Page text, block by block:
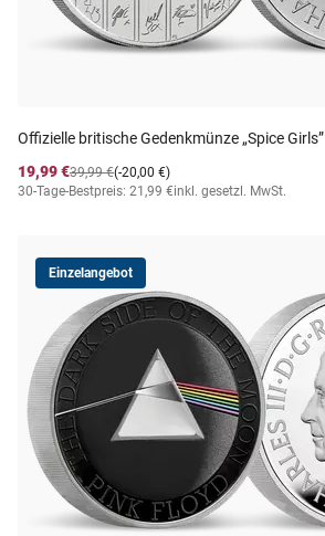
Offizielle britische Gedenkmünze „Spice Girls”
19,99 €
(-20,00 €)
39,99 €
30-Tage-Bestpreis: 21,99 €inkl. gesetzl. MwSt.
Einzelangebot